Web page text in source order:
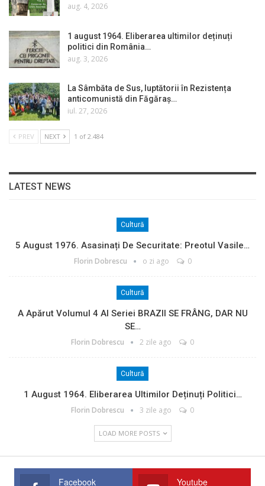
aug. 4, 2026
1 august 1964. Eliberarea ultimilor deținuți
politici din România…
aug. 3, 2026
La Sâmbăta de Sus, luptătorii în Rezistența
anticomunistă din Făgăraș…
iul. 27, 2026
PREV NEXT 1 of 2.484
LATEST NEWS
Cultură
5 August 1976. Asasinați De Securitate: Preotul Vasile…
Florin Dobrescu o zi ago 0
Cultură
A Apărut Volumul 4 Al Seriei BRAZII SE FRÂNG, DAR NU
SE…
Florin Dobrescu 2 zile ago 0
Cultură
1 August 1964. Eliberarea Ultimilor Deținuți Politici…
Florin Dobrescu 3 zile ago 0
LOAD MORE POSTS
Facebook Youtube